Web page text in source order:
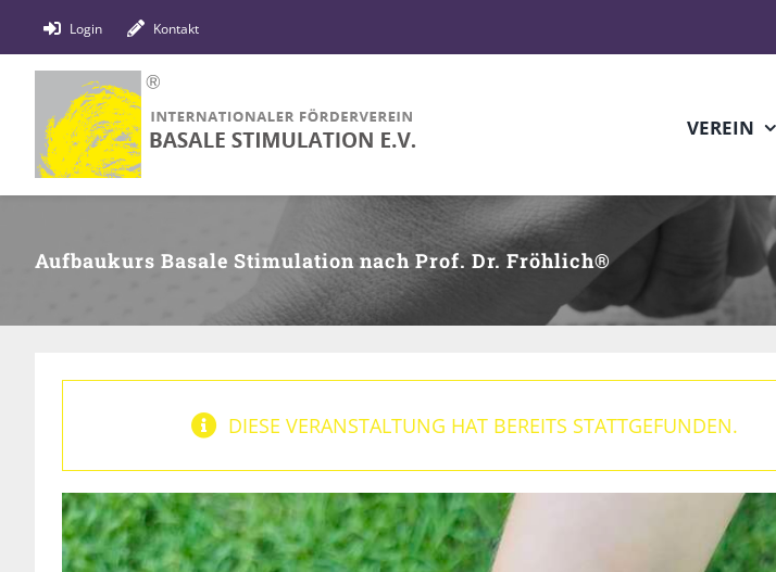
Inhalt
Login Kontakt
VEREIN
Aufbaukurs Basale Stimulation nach Prof. Dr. Fröhlich®
DIESE VERANSTALTUNG HAT BEREITS STATTGEFUNDEN.